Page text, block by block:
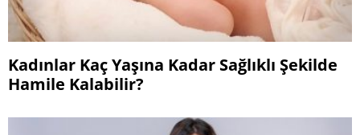
Kadınlar Kaç Yaşına Kadar Sağlıklı Şekilde
Hamile Kalabilir?